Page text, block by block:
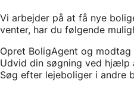
Vi arbejder på at få nye
venter, har du følgende
Opret BoligAgent og
Udvid din søgning ved
Søg efter lejeboliger i andre